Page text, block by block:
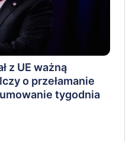
z UE ważną
o przełamanie
tygodnia